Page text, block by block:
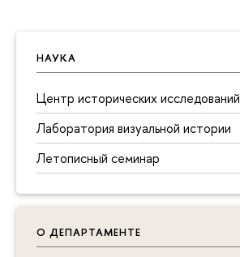
НАУКА
Центр исторических исследований
Лаборатория визуальной истории
Летописный семинар
О ДЕПАРТАМЕНТЕ